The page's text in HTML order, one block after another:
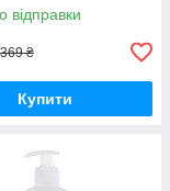
відправки
369 ₴
Купити